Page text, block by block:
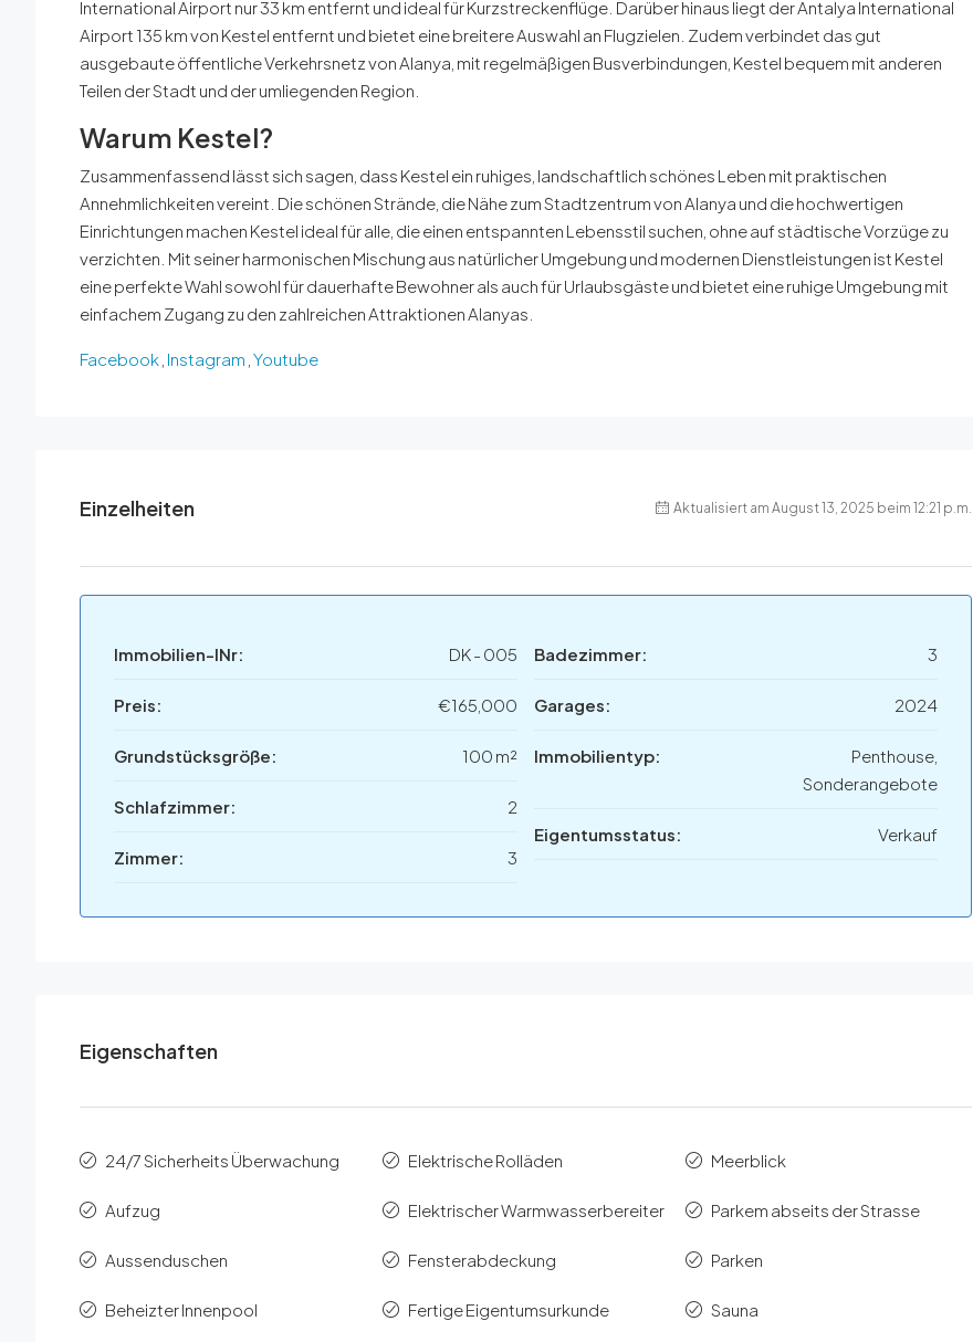
International Airport nur 33 km entfernt und ideal für Kurzstreckenflüge. Darüber hinaus liegt der Antalya International
Airport 135 km von Kestel entfernt und bietet eine breitere Auswahl an Flugzielen. Zudem verbindet das gut
ausgebaute öffentliche Verkehrsnetz von Alanya, mit regelmäßigen Busverbindungen, Kestel bequem mit anderen
Teilen der Stadt und der umliegenden Region.
Warum Kestel?
Zusammenfassend lässt sich sagen, dass Kestel ein ruhiges, landschaftlich schönes Leben mit praktischen
Annehmlichkeiten vereint. Die schönen Strände, die Nähe zum Stadtzentrum von Alanya und die hochwertigen
Einrichtungen machen Kestel ideal für alle, die einen entspannten Lebensstil suchen, ohne auf städtische Vorzüge zu
verzichten. Mit seiner harmonischen Mischung aus natürlicher Umgebung und modernen Dienstleistungen ist Kestel
eine perfekte Wahl sowohl für dauerhafte Bewohner als auch für Urlaubsgäste und bietet eine ruhige Umgebung mit
einfachem Zugang zu den zahlreichen Attraktionen Alanyas.
Facebook Instagram Youtube
Einzelheiten Aktualisiert am August 13, 2025 beim 12:21 p.m.
Immobilien-INr: DK - 005
Preis: €165,000
Grundstücksgröße: 100 m²
Schlafzimmer: 2
Zimmer: 3
Badezimmer: 3
Garages: 2024
Immobilientyp:
Penthouse,
Sonderangebote
Eigentumsstatus: Verkauf
Eigenschaften
24/7 Sicherheits Überwachung
Aufzug
Aussenduschen
Beheizter Innenpool
Elektrische Rolläden
Elektrischer Warmwasserbereiter
Fensterabdeckung
Fertige Eigentumsurkunde
Meerblick
Parkem abseits der Strasse
Parken
Sauna